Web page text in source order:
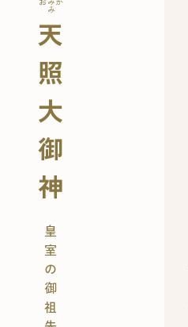
天
照
大
御
神
み
皇
室
の
御
祖